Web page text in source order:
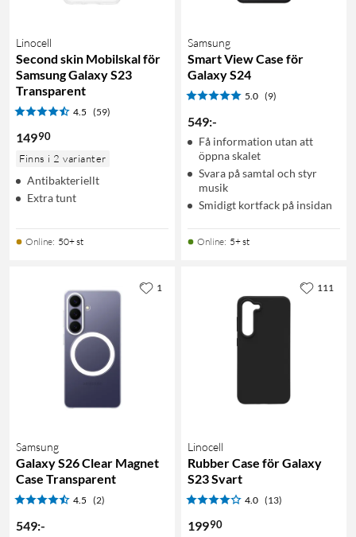
Linocell
Second skin Mobilskal för
Samsung Galaxy S23
Transparent
4.5 (59)
14990
Finns i 2 varianter
Antibakteriellt
Extra tunt
Online: 50+ st
Samsung
Smart View Case för
Galaxy S24
5.0 (9)
549:-
Få information utan att
öppna skalet
Svara på samtal och styr
musik
Smidigt kortfack på insidan
Online: 5+ st
Samsung
Galaxy S26 Clear Magnet
Case Transparent
4.5 (2)
549:-
1
Linocell
Rubber Case för Galaxy
S23 Svart
4.0 (13)
19990
111